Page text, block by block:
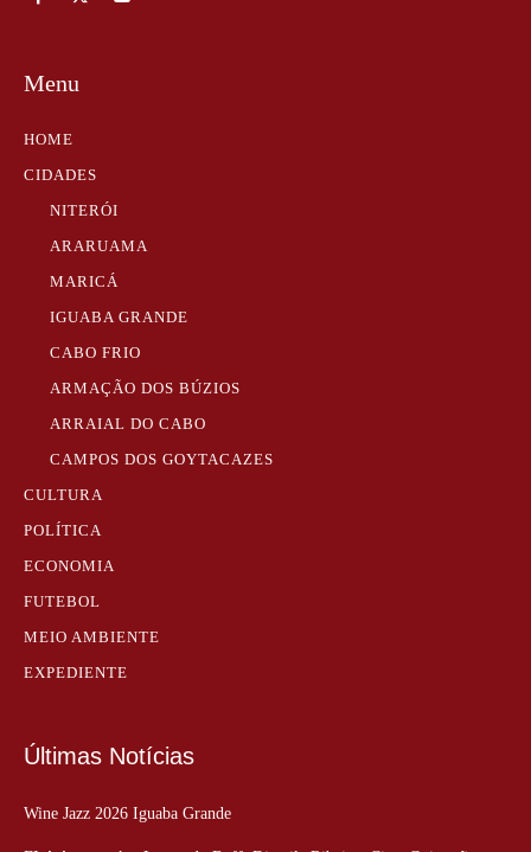
Menu
HOME
CIDADES
NITERÓI
ARARUAMA
MARICÁ
IGUABA GRANDE
CABO FRIO
ARMAÇÃO DOS BÚZIOS
ARRAIAL DO CABO
CAMPOS DOS GOYTACAZES
CULTURA
POLÍTICA
ECONOMIA
FUTEBOL
MEIO AMBIENTE
EXPEDIENTE
Últimas Notícias
Wine Jazz 2026 Iguaba Grande